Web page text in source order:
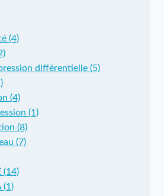
(4)
différentielle (5)
(4)
(1)
(8)
(7)
(14)
(1)